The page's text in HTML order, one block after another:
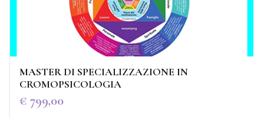
MASTER DI SPECIALIZZAZIONE IN
CROMOPSICOLOGIA
€ 799,00